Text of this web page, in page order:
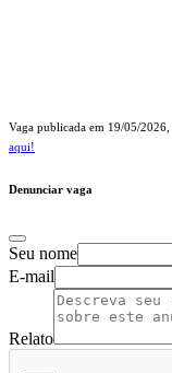
Vaga publicada em 19/05/2026
aqui!
Denunciar vaga
Seu nome
E-mail
Relato